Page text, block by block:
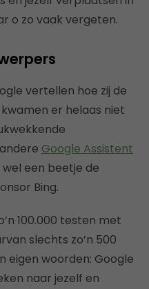
o zo vaak vergeten.
vertellen hoe zij de
er helaas niet
Google Assistent
een beetje de
Bing.
100.000 testen met
slechts zo’n 500
eigen woorden: Google
naar jezelf en